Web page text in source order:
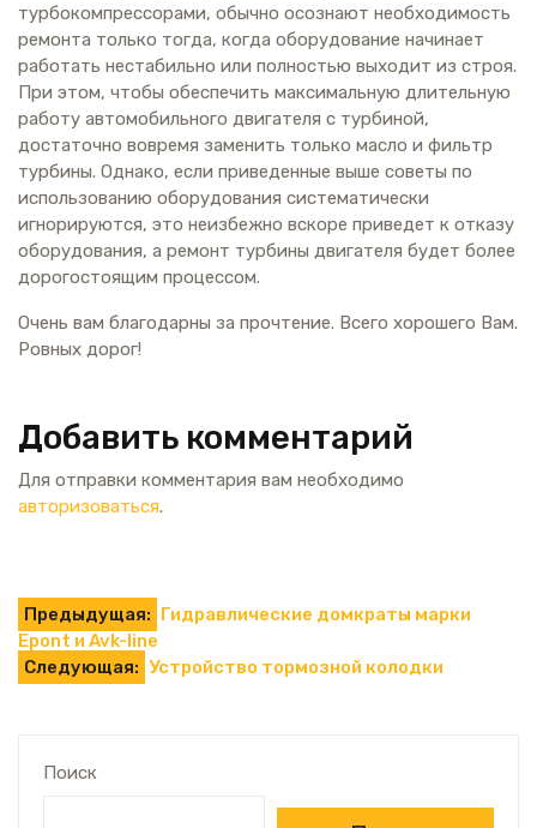
турбокомпрессорами, обычно осознают необходимость
ремонта только тогда, когда оборудование начинает
работать нестабильно или полностью выходит из строя.
При этом, чтобы обеспечить максимальную длительную
работу автомобильного двигателя с турбиной,
достаточно вовремя заменить только масло и фильтр
турбины. Однако, если приведенные выше советы по
использованию оборудования систематически
игнорируются, это неизбежно вскоре приведет к отказу
оборудования, а ремонт турбины двигателя будет более
дорогостоящим процессом.
Очень вам благодарны за прочтение. Всего хорошего Вам.
Ровных дорог!
Добавить комментарий
Для отправки комментария вам необходимо
авторизоваться.
Навигация
по
Предыдущая: Гидравлические домкраты марки
Epont и Avk-line
Следующая: Устройство тормозной колодки
Поиск